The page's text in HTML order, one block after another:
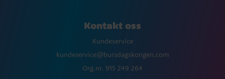
Kontakt oss
Kundeservice
kundeservice@bursdagskongen.com
Org.nr. 915 249 264